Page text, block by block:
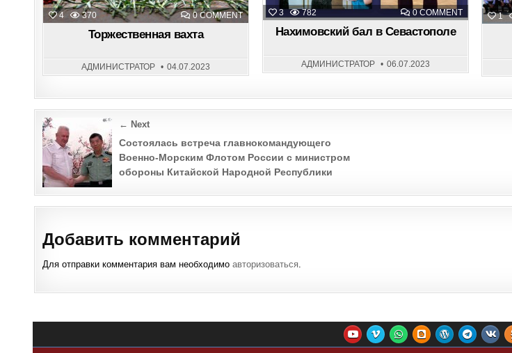
4 370 0 COMMENTON
ТОРЖЕСТВЕННАЯ
Торжественная вахта
АДМИНИСТРАТОР 04.07.2023
3 782 0 COMMENTON
Нахимовский бал в Севастополе
АДМИНИСТРАТОР 06.07.2023
1
Post
navigation
← Next
Состоялась встреча глав­нокомандующего
Военно-Морским Флотом России с министром
обороны Китайской На­родной Республики
Добавить комментарий
Для отправки комментария вам необходимоавторизоваться.